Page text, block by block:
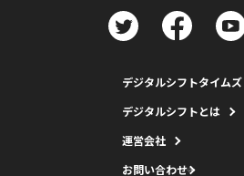
デジタルシフトタイム
デジタルシフトとは
運営会社
お問い合わせ